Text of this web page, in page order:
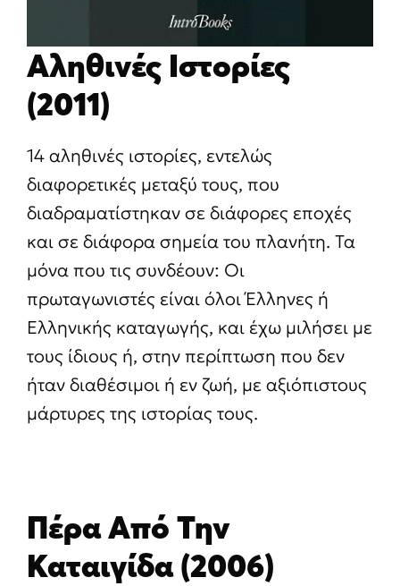
Αληθινές Ιστορίες
(2011)
14 αληθινές ιστορίες, εντελώς
διαφορετικές μεταξύ τους, που
διαδραματίστηκαν σε διάφορες εποχές
και σε διάφορα σημεία του πλανήτη. Τα
μόνα που τις συνδέουν: Οι
πρωταγωνιστές είναι όλοι Έλληνες ή
Ελληνικής καταγωγής, και έχω μιλήσει με
τους ίδιους ή, στην περίπτωση που δεν
ήταν διαθέσιμοι ή εν ζωή, με αξιόπιστους
μάρτυρες της ιστορίας τους.
Πέρα Από Την
Καταιγίδα (2006)